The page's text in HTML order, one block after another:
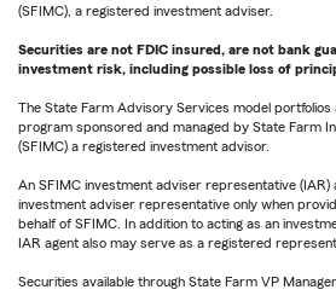
(SFIMC), a registered investment adviser.
Securities are not FDIC insured, are not bank
investment risk, including possible loss of
The State Farm Advisory Services model
program sponsored and managed by State Farm
(SFIMC) a registered investment advisor.
An SFIMC investment adviser representative (IAR)
investment adviser representative only when
behalf of SFIMC. In addition to acting as an
IAR agent also may serve as a registered
Securities available through State Farm VP